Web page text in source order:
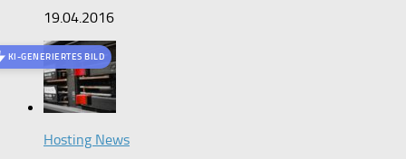
19.04.2016
KI-GENERIERTES BILD
Hosting News